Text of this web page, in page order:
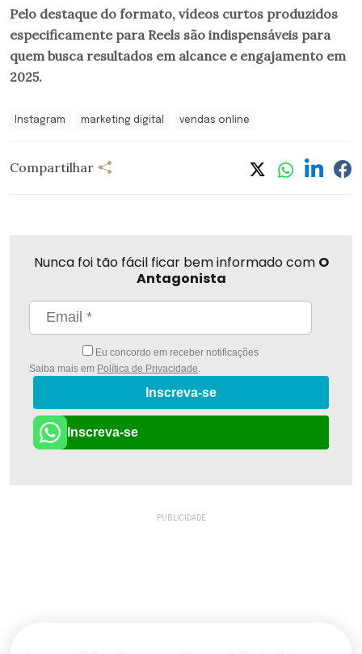
Pelo destaque do formato, vídeos curtos produzidos
especificamente para Reels são indispensáveis para
quem busca resultados em alcance e engajamento em
2025.
Instagram marketing digital vendas online
Compartilhar
Nunca foi tão fácil ficar bem informado com O
Antagonista
Eu concordo em receber notificações
Saiba mais em Política de Privacidade
Inscreva-se
Inscreva-se